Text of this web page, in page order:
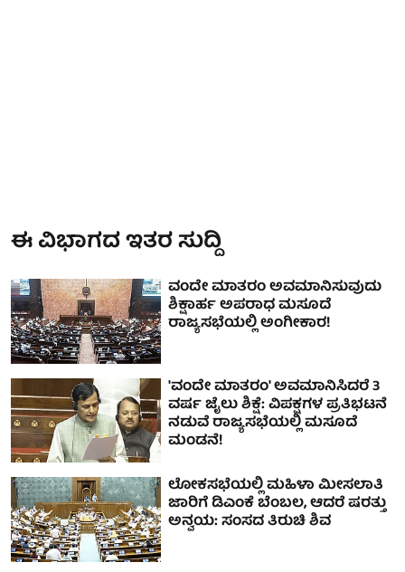
ಈ ವಿಭಾಗದ ಇತರ ಸುದ್ದಿ
ವಂದೇ ಮಾತರಂ ಅವಮಾನಿಸುವುದು
ಶಿಕ್ಷಾರ್ಹ ಅಪರಾಧ ಮಸೂದೆ
ರಾಜ್ಯಸಭೆಯಲ್ಲಿ ಅಂಗೀಕಾರ!
'ವಂದೇ ಮಾತರಂ' ಅವಮಾನಿಸಿದರೆ 3
ವರ್ಷ ಜೈಲು ಶಿಕ್ಷೆ: ವಿಪಕ್ಷಗಳ ಪ್ರತಿಭಟನೆ
ನಡುವೆ ರಾಜ್ಯಸಭೆಯಲ್ಲಿ ಮಸೂದೆ
ಮಂಡನೆ!
ಲೋಕಸಭೆಯಲ್ಲಿ ಮಹಿಳಾ ಮೀಸಲಾತಿ
ಜಾರಿಗೆ ಡಿಎಂಕೆ ಬೆಂಬಲ, ಆದರೆ ಷರತ್ತು
ಅನ್ವಯ: ಸಂಸದ ತಿರುಚಿ ಶಿವ